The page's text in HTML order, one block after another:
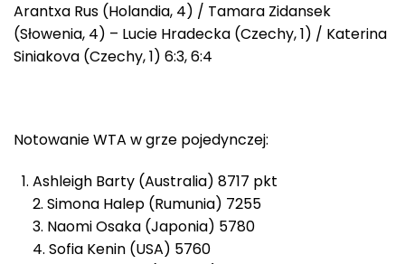
Arantxa Rus (Holandia, 4) / Tamara Zidansek
(Słowenia, 4) – Lucie Hradecka (Czechy, 1) / Katerina
Siniakova (Czechy, 1) 6:3, 6:4
Notowanie WTA w grze pojedynczej:
Ashleigh Barty (Australia) 8717 pkt
2. Simona Halep (Rumunia) 7255
3. Naomi Osaka (Japonia) 5780
4. Sofia Kenin (USA) 5760